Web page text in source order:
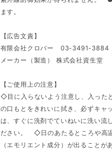
ます。
【広告文責】
有限会社クロバー 03-3491-3884
メーカー（製造） 株式会社資生堂
【ご使用上の注意】
◇目に入らないよう注意し、入っ
の口もとをきれいに拭き、必ずキ
は、すぐに洗剤でていねいに洗い
ださい。 ◇日のあたるところや高
（エモリエント成分）が出ること